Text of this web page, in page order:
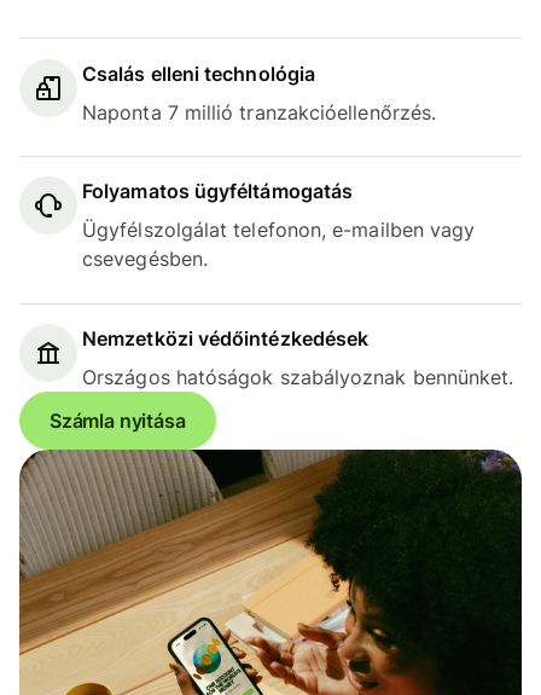
Csalás elleni technológia
Naponta 7 millió tranzakcióellenőrzés.
Folyamatos ügyféltámogatás
Ügyfélszolgálat telefonon, e-mailben vagy
csevegésben.
Nemzetközi védőintézkedések
Országos hatóságok szabályoznak bennünket.
Számla nyitása